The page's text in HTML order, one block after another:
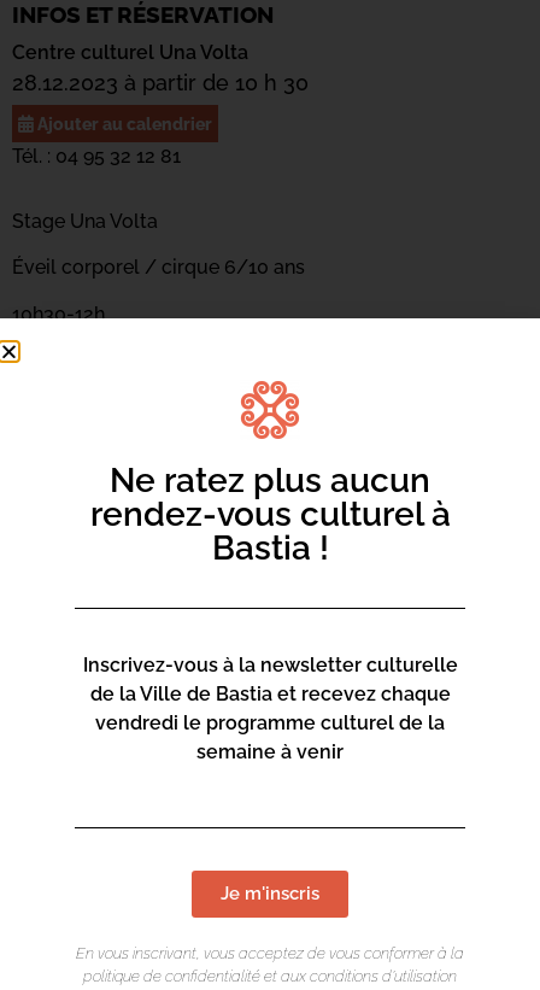
INFOS ET RÉSERVATION
Centre culturel Una Volta
28.12.2023 à partir de 10 h 30
Ajouter au calendrier
Tél. : 04 95 32 12 81
Stage Una Volta
Éveil corporel / cirque 6/10 ans
10h30-12h
(20€ ADH / 35€ non ADH)
LIEU DE L'ÉVÉNEMENT
Centre culturel Una Volta
Ne ratez plus aucun
rendez-vous culturel à
Bastia !
Inscrivez-vous à la newsletter culturelle
de la Ville de Bastia et recevez chaque
vendredi le programme culturel de la
semaine à venir
Je m'inscris
En vous inscrivant, vous acceptez de vous conformer à la
politique de confidentialité et aux conditions d’utilisation